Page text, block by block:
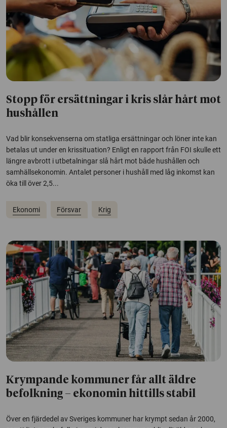
Stopp för ersättningar i kris slår hårt mot
hushållen
Vad blir konsekvenserna om statliga ersättningar och löner inte kan
betalas ut under en krissituation? Enligt en rapport från FOI skulle ett
längre avbrott i utbetalningar slå hårt mot både hushållen och
samhällsekonomin. Antalet personer i hushåll med låg inkomst kan
öka till över 2,5...
Ekonomi Försvar Krig
Krympande kommuner får allt äldre
befolkning – ekonomin hittills stabil
Över en fjärdedel av Sveriges kommuner har krympt sedan år 2000,